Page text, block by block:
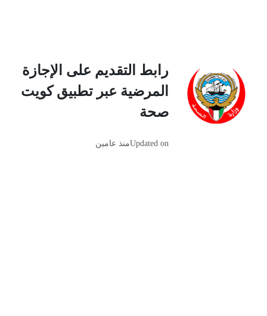
رابط التقديم على الإجازة
المرضية عبر تطبيق كويت
صحة
Updated onمنذ عامين